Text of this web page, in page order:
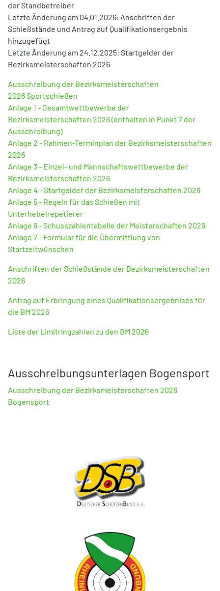
der Standbetreiber
Letzte Änderung am 04.01.2026: Anschriften der
Schießstände und Antrag auf Qualifikationsergebnis
hinzugefügt
Letzte Änderung am 24.12.2025: Startgelder der
Bezirksmeisterschaften 2026
Ausschreibung der Bezirksmeisterschaften
2026 Sportschießen
Anlage 1 - Gesamtwettbewerbe der
Bezirksmeisterschaften 2026 (enthalten in Punkt 7 der
Ausschreibung)
Anlage 2 - Rahmen-Terminplan der Bezirksmeisterschaften
2026
Anlage 3 - Einzel- und Mannschaftswettbewerbe der
Bezirksmeisterschaften 2026
Anlage 4 - Startgelder der Bezirksmeisterschaften 2026
Anlage 5 - Regeln für das Schießen mit
Unterhebelrepetierer
Anlage 6 - Schusszahlentabelle der Meisterschaften 2026
Anlage 7 - Formular für die Übermittlung von
Startzeitwünschen
Anschriften der Schießstände der Bezirksmeisterschaften
2026
Antrag auf Erbringung eines Qualifikationsergebnises für
die BM 2026
Liste der Limitringzahlen zu den BM 2026
Ausschreibungsunterlagen Bogensport
Ausschreibung der Bezirksmeisterschaften 2026
Bogensport